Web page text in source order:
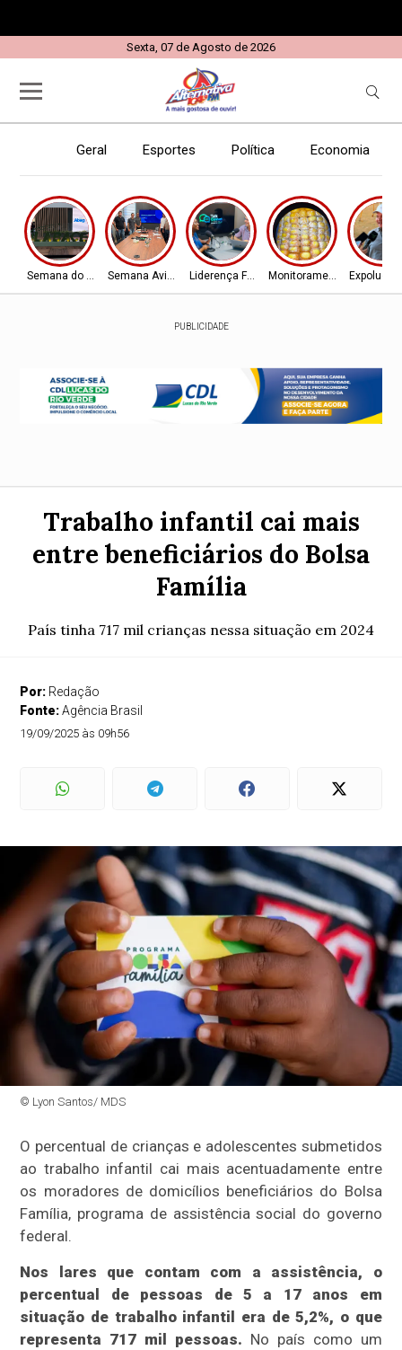
Sexta, 07 de Agosto de 2026
Geral Esportes Política Economia
Semana do AviadorSemana Aviador Liderença FemininaMonitoramento
PUBLICIDADE
Trabalho infantil cai mais
entre beneficiários do Bolsa
Família
País tinha 717 mil crianças nessa situação em 2024
Por: Redação
Fonte:Agência Brasil
19/09/2025 às 09h56
© Lyon Santos/ MDS
O percentual de crianças e adolescentes submetidos
ao trabalho infantil cai mais acentuadamente entre
os moradores de domicílios beneficiários do Bolsa
Família, programa de assistência social do governo
federal.
Nos lares que contam com a assistência, o
percentual de pessoas de 5 a 17 anos em
situação de trabalho infantil era de 5,2%, o que
representa 717 mil pessoas. No país como um